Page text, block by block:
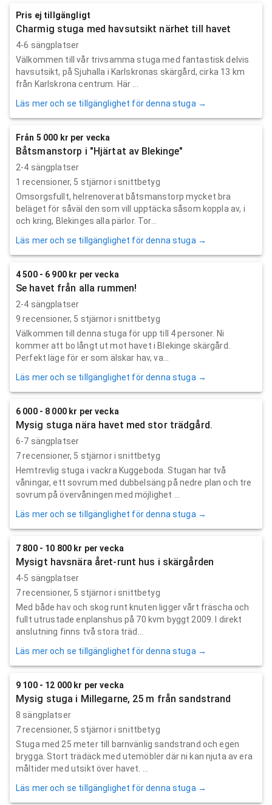
Pris ej tillgängligt
Charmig stuga med havsutsikt närhet till havet
4-6 sängplatser
Välkommen till vår trivsamma stuga med fantastisk delvis
havsutsikt, på Sjuhalla i Karlskronas skärgård, cirka 13 km
från Karlskrona centrum. Här ...
Läs mer och se tillgänglighet för denna stuga →
Från 5 000 kr per vecka
Båtsmanstorp i "Hjärtat av Blekinge"
2-4 sängplatser
1 recensioner, 5 stjärnor i snittbetyg
Omsorgsfullt, helrenoverat båtsmanstorp mycket bra
beläget för såväl den som vill upptäcka såsom koppla av, i
och kring, Blekinges alla pärlor. Tor...
Läs mer och se tillgänglighet för denna stuga →
4 500 - 6 900 kr per vecka
Se havet från alla rummen!
2-4 sängplatser
9 recensioner, 5 stjärnor i snittbetyg
Välkommen till denna stuga för upp till 4 personer. Ni
kommer att bo långt ut mot havet i Blekinge skärgård.
Perfekt läge för er som älskar hav, va...
Läs mer och se tillgänglighet för denna stuga →
6 000 - 8 000 kr per vecka
Mysig stuga nära havet med stor trädgård.
6-7 sängplatser
7recensioner, 5 stjärnor i snittbetyg
Hemtrevlig stuga i vackra Kuggeboda. Stugan har två
våningar, ett sovrum med dubbelsäng på nedre plan och tre
sovrum på övervåningen med möjlighet ...
Läs mer och se tillgänglighet för denna stuga →
7 800 - 10 800 kr per vecka
Mysigt havsnära året-runt hus i skärgården
4-5 sängplatser
7recensioner, 5 stjärnor i snittbetyg
Med både hav och skog runt knuten ligger vårt fräscha och
fullt utrustade enplanshus på 70 kvm byggt 2009. I direkt
anslutning finns två stora träd...
Läs mer och se tillgänglighet för denna stuga →
9 100 - 12 000 kr per vecka
Mysig stuga i Millegarne, 25 m från sandstrand
8 sängplatser
7recensioner, 5 stjärnor i snittbetyg
Stuga med 25 meter till barnvänlig sandstrand och egen
brygga. Stort trädäck med utemöbler där ni kan njuta av era
måltider med utsikt över havet. ...
Läs mer och se tillgänglighet för denna stuga →